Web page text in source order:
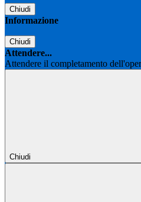
Chiudi
Informazione
Chiudi
Attendere...
Attendere il completamento
Chiudi